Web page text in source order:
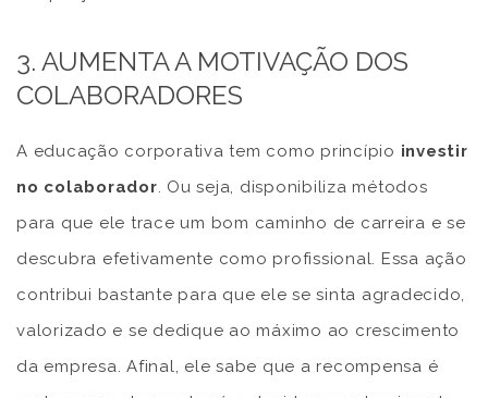
3. AUMENTA A MOTIVAÇÃO DOS
COLABORADORES
A educação corporativa tem como princípio investir
no colaborador. Ou seja, disponibiliza métodos
para que ele trace um bom caminho de carreira e se
descubra efetivamente como profissional. Essa ação
contribui bastante para que ele se sinta agradecido,
valorizado e se dedique ao máximo ao crescimento
da empresa. Afinal, ele sabe que a recompensa é